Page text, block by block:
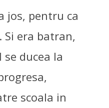
jos, pentru ca
Si era batran,
ducea la
scoala in